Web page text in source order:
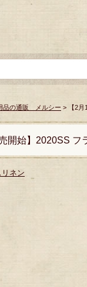
品の通販 メルシー > 【2月
開始】2020SS フ
ネン